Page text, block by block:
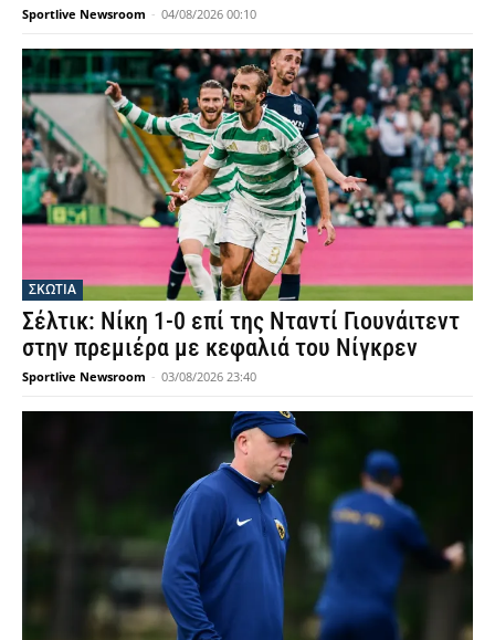
Sportlive Newsroom - 04/08/2026 00:10
ΣΚΩΤΙΑ
Σέλτικ: Νίκη 1-0 επί της Νταντί Γιουνάιτεντ
στην πρεμιέρα με κεφαλιά του Νίγκρεν
Sportlive Newsroom - 03/08/2026 23:40